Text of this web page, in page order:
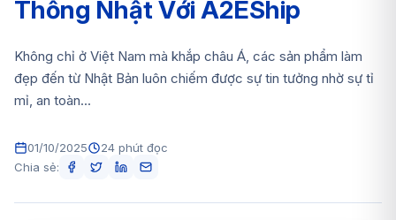
Thống Nhật Với A2EShip
Không chỉ ở Việt Nam mà khắp châu Á, các sản phẩm làm
đẹp đến từ Nhật Bản luôn chiếm được sự tin tưởng nhờ sự tỉ
mỉ, an toàn...
01/10/2025
24 phút đọc
Chia sẻ: